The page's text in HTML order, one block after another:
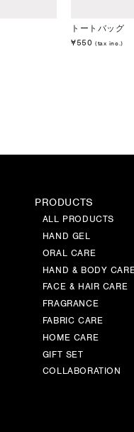
トートバッグ
¥550 (tax inc.)
PRODUCTS
ALL PRODUCTS
HAND GEL
ORAL CARE
HAND & BODY
FACE & HAIR CARE
FRAGRANCE
FABRIC CARE
HOME CARE
GIFT SET
COLLABORATION